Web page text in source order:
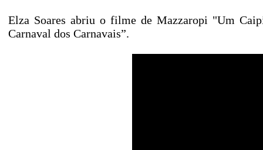
Elza Soares abriu o filme de Mazzaropi "Um
Carnaval dos Carnavais”.